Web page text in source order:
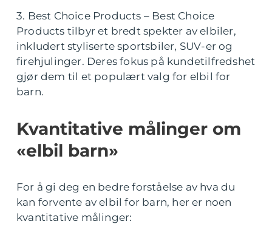
3. Best Choice Products – Best Choice
Products tilbyr et bredt spekter av elbiler,
inkludert styliserte sportsbiler, SUV-er og
firehjulinger. Deres fokus på kundetilfredshet
gjør dem til et populært valg for elbil for
barn.
Kvantitative målinger om
«elbil barn»
For å gi deg en bedre forståelse av hva du
kan forvente av elbil for barn, her er noen
kvantitative målinger: